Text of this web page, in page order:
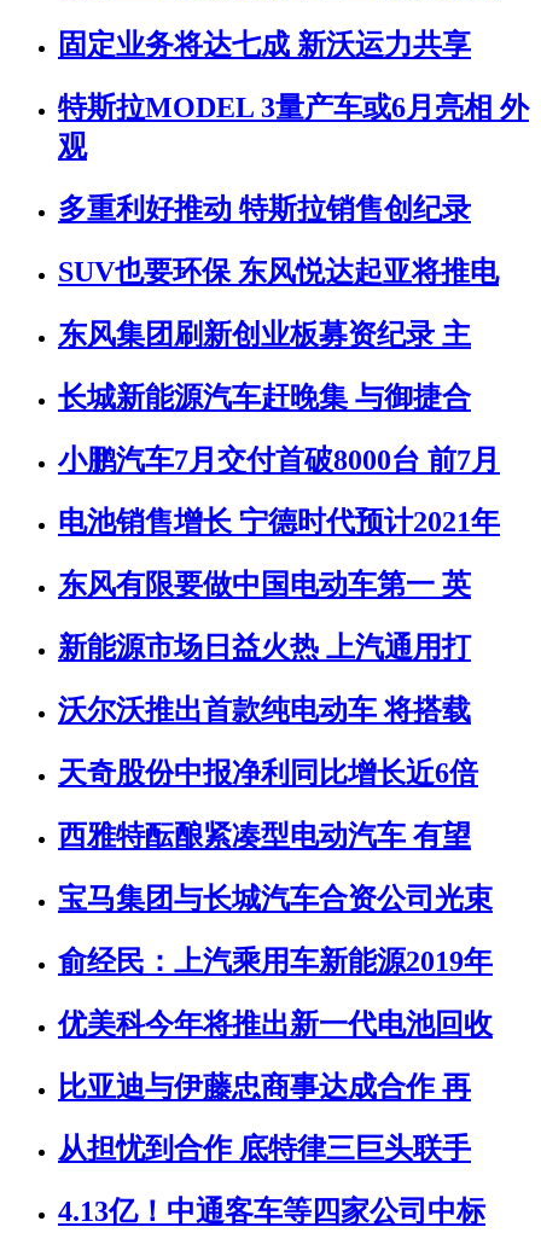
固定业务将达七成 新沃运力共享
特斯拉MODEL 3量产车或6月亮相 外
观
多重利好推动 特斯拉销售创纪录
SUV也要环保 东风悦达起亚将推电
东风集团刷新创业板募资纪录 主
长城新能源汽车赶晚集 与御捷合
小鹏汽车7月交付首破8000台 前7月
电池销售增长 宁德时代预计2021年
东风有限要做中国电动车第一 英
新能源市场日益火热 上汽通用打
沃尔沃推出首款纯电动车 将搭载
天奇股份中报净利同比增长近6倍
西雅特酝酿紧凑型电动汽车 有望
宝马集团与长城汽车合资公司光束
俞经民：上汽乘用车新能源2019年
优美科今年将推出新一代电池回收
比亚迪与伊藤忠商事达成合作 再
从担忧到合作 底特律三巨头联手
4.13亿！中通客车等四家公司中标